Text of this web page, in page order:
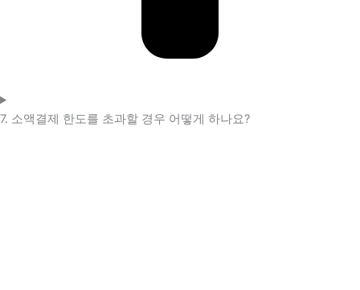
7. 소액결제 한도를 초과할 경우 어떻게 하나요?